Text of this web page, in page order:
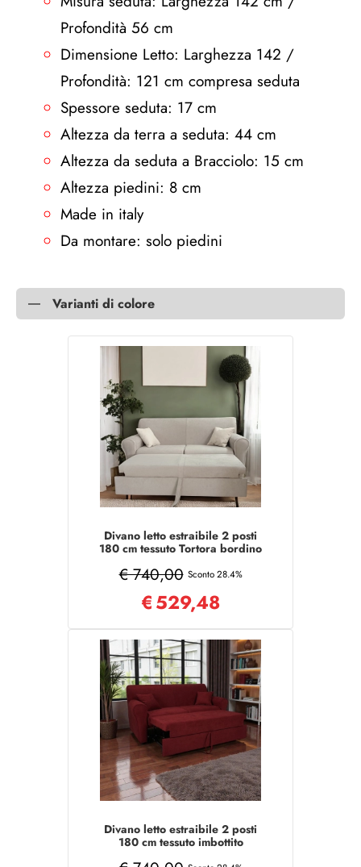
Profondità 56 cm
Dimensione Letto: Larghezza 142 /
Profondità: 121 cm compresa seduta
Spessore seduta: 17 cm
Altezza da terra a seduta: 44 cm
Altezza da seduta a Bracciolo: 15 cm
Altezza piedini: 8 cm
Made in italy
Da montare: solo piedini
Varianti di colore
Divano letto estraibile 2 posti
180 cm tessuto Tortora bordino
€ 740,00 Sconto 28.4%
€529,48
Divano letto estraibile 2 posti
180 cm tessuto imbottito